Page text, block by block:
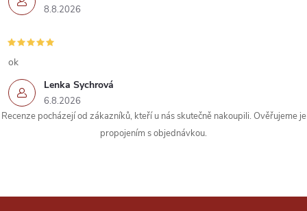
r
v
k
y
v
8.8.2026
Lenka Sychrová
6.8.2026
ok
Recenze pocházejí od zákazníků, kteří u nás skutečně nakoupili. Ověřujeme je
propojením s objednávkou.